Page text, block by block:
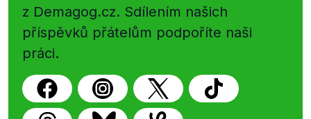
z Demagog.cz. Sdílením našich
příspěvků přátelům podpoříte naši
práci.